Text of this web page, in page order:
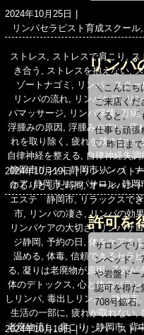
投
2024年10月25日
カ
ゴ
リ
ー
リンパセラピスト育成スクール,
タ
グ
ストレス, ストレスで肩こり , ス
き合う , ストレスを抱えない,
ゾートナゴミ , リンパ スク
リンパの流れ, リンパケア,リ
パマッサージ, リンパ浮腫,万病
浮腫みの原因 ,浮腫みやすい,疲
れを取り除く ,疲れを残さない,
自律神経を整える, 自律神経失調
静岡市リンパ,静岡市リンパ
ケア,静岡市リンパサロン,静岡
ジ
リンパ
＼こんにち
ご来店くだ
くると、「
仕事も頑張
♡ 昨日まで
投
稿
日:
2024年10月19日
カ
テ
ゴ
リ
ー
リンパ・スト
タ
グ
ゆるりとした時間,オールハンド
エステ 静岡市, リラックスで
市, リンパの凄さ ,リンパの効
リンパケアの大切さ,リンパサ
ジ静岡 ,予約の日 ,体をケアす
温める,体毒,信頼できるセラ
る,凝りは老廃物が原因,子宮が
体のデトックス,心と体のバラン
しリンパ,毒出しリンパ 静岡市
生活の一部に,疲れが取れない,
老廃物流し,肩こり 静岡市,背
許可を
サロンでリ
ンベッド。
や岩盤ドー
認可を得た
708号鉱石
投
2024年10月16日
カ
リンパ・スト